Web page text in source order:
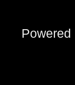
Powered